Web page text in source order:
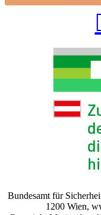
Bundesamt für
1200 Wien,